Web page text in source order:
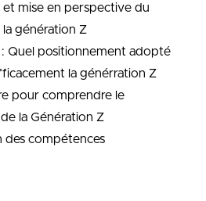
mise en perspective du
génération Z
Quel positionnement adopté
la générration Z
pour comprendre le
la Génération Z
des compétences